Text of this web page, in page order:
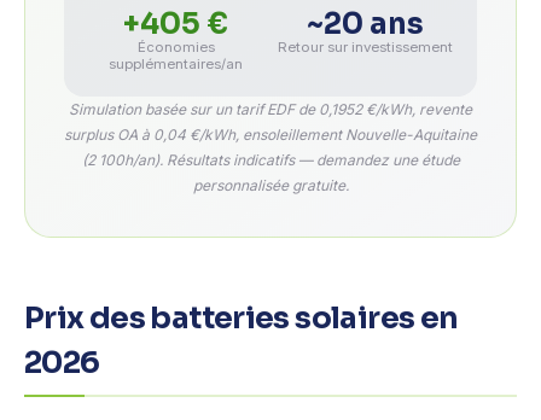
+405 €
Économies
supplémentaires/an
~20 ans
Retour sur investissement
Simulation basée sur un tarif EDF de 0,1952 €/kWh, revente
surplus OA à 0,04 €/kWh, ensoleillement Nouvelle-Aquitaine
(2 100h/an). Résultats indicatifs — demandez une étude
personnalisée gratuite.
Prix des batteries solaires en
2026